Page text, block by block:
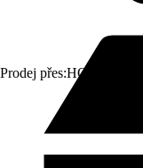
Prodej přes:HORNBACH